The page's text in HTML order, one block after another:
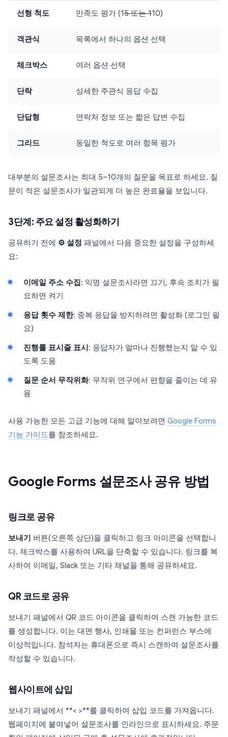
선형 척도 만족도 평가 (15 또는 110)
객관식 목록에서 하나의 옵션 선택
체크박스 여러 옵션 선택
단락 상세한 주관식 응답 수집
단답형 연락처 정보 또는 짧은 답변 수집
그리드 동일한 척도로 여러 항목 평가
대부분의 설문조사는 최대 5~10개의 질문을 목표로 하세요. 질
문이 적은 설문조사가 일관되게 더 높은 완료율을 보입니다.
3단계: 주요 설정 활성화하기
공유하기 전에 ⚙️ 설정 패널에서 다음 중요한 설정을 구성하세
요:
이메일 주소 수집: 익명 설문조사라면 끄기, 후속 조치가 필
요하면 켜기
응답 횟수 제한: 중복 응답을 방지하려면 활성화 (로그인 필
요)
진행률 표시줄 표시: 응답자가 얼마나 진행했는지 알 수 있
도록 도움
질문 순서 무작위화: 무작위 연구에서 편향을 줄이는 데 유
용
사용 가능한 모든 고급 기능에 대해 알아보려면 Google Forms
기능 가이드를 참조하세요.
Google Forms 설문조사 공유 방법
링크로 공유
보내기 버튼(오른쪽 상단)을 클릭하고 링크 아이콘을 선택합니
다. 체크박스를 사용하여 URL을 단축할 수 있습니다. 링크를 복
사하여 이메일, Slack 또는 기타 채널을 통해 공유하세요.
QR 코드로 공유
보내기 패널에서 QR 코드 아이콘을 클릭하여 스캔 가능한 코드
를 생성합니다. 이는 대면 행사, 인쇄물 또는 컨퍼런스 부스에
이상적입니다. 참석자는 휴대폰으로 즉시 스캔하여 설문조사를
작성할 수 있습니다.
웹사이트에 삽입
보내기 패널에서 **< >**를 클릭하여 삽입 코드를 가져옵니다.
웹페이지에 붙여넣어 설문조사를 인라인으로 표시하세요. 주문